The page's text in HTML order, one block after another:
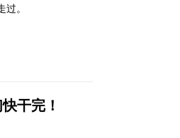
。
干完！